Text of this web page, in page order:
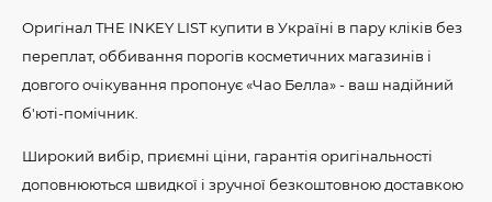
Оригінал THE INKEY LIST купити в Україні в пару кліків без
переплат, оббивання порогів косметичних магазинів і
довгого очікування пропонує «Чао Белла» - ваш надійний
б'юті-помічник.
Широкий вибір, приємні ціни, гарантія оригінальності
доповнюються швидкої і зручної безкоштовною доставкою